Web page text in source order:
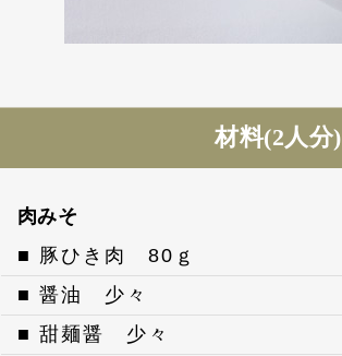
材料(2人分)
肉みそ
■ 豚ひき肉 80ｇ
■ 醤油 少々
■ 甜麺醤 少々